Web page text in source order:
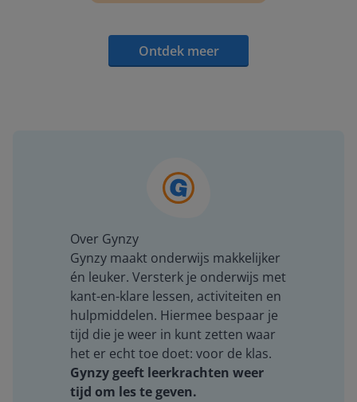
Ontdek meer
Over Gynzy
Gynzy maakt onderwijs makkelijker
én leuker. Versterk je onderwijs met
kant-en-klare lessen, activiteiten en
hulpmiddelen. Hiermee bespaar je
tijd die je weer in kunt zetten waar
het er echt toe doet: voor de klas.
Gynzy geeft leerkrachten weer
tijd om les te geven.